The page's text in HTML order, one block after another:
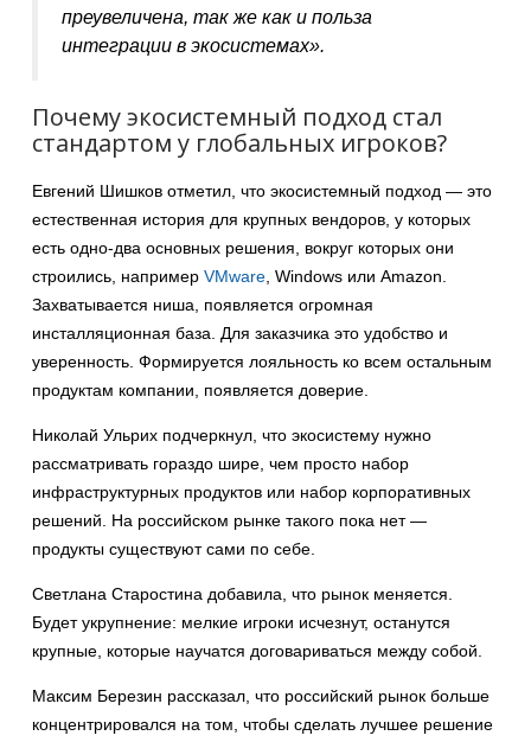
преувеличена, так же как и польза
интеграции в экосистемах».
Почему экосистемный подход стал
стандартом у глобальных игроков?
Евгений Шишков отметил, что экосистемный подход — это
естественная история для крупных вендоров, у которых
есть одно-два основных решения, вокруг которых они
строились, например VMware, Windows или Amazon.
Захватывается ниша, появляется огромная
инсталляционная база. Для заказчика это удобство и
уверенность. Формируется лояльность ко всем остальным
продуктам компании, появляется доверие.
Николай Ульрих подчеркнул, что экосистему нужно
рассматривать гораздо шире, чем просто набор
инфраструктурных продуктов или набор корпоративных
решений. На российском рынке такого пока нет —
продукты существуют сами по себе.
Светлана Старостина добавила, что рынок меняется.
Будет укрупнение: мелкие игроки исчезнут, останутся
крупные, которые научатся договариваться между собой.
Максим Березин рассказал, что российский рынок больше
концентрировался на том, чтобы сделать лучшее решение